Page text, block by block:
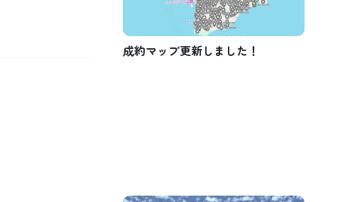
成約マップ更新しました！